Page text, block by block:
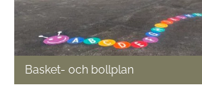
Basket- och bollplan